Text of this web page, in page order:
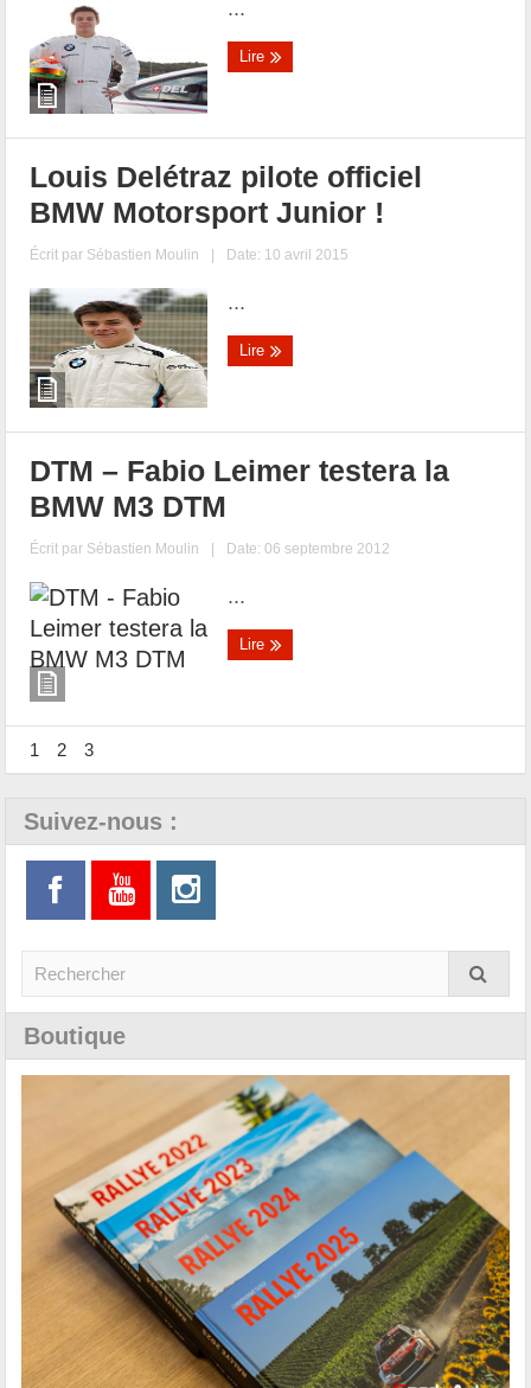
...
Lire
Louis Delétraz pilote officiel
BMW Motorsport Junior !
Écrit par Sébastien Moulin | Date: 10 avril 2015
...
Lire
DTM – Fabio Leimer testera la
BMW M3 DTM
Écrit par Sébastien Moulin | Date: 06 septembre 2012
...
Lire
1 2 3
Suivez-nous :
Boutique